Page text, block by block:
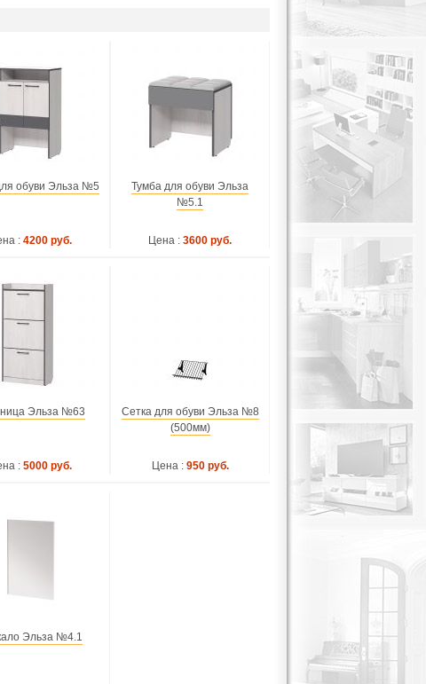
обуви Эльза №5
: 4200 руб.
Тумба для обуви Эльза
№5.1
Цена : 3600 руб.
Эльза №63
: 5000 руб.
Сетка для обуви Эльза №8
(500мм)
Цена : 950 руб.
Эльза №4.1